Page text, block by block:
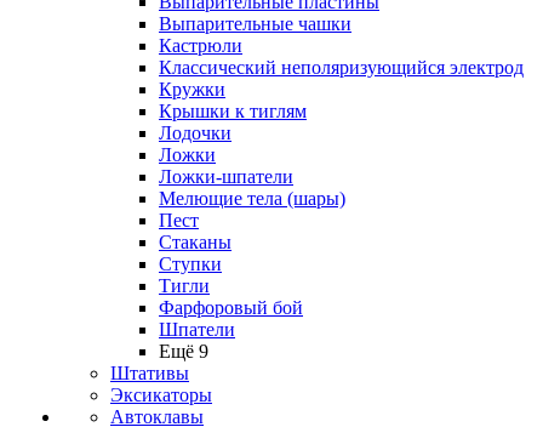
Выпарительные чашки
Кастрюли
Классический неполяризующийся электрод
Кружки
Крышки к тиглям
Лодочки
Ложки
Ложки-шпатели
Мелющие тела (шары)
Пест
Стаканы
Ступки
Тигли
Фарфоровый бой
Шпатели
Ещё 9
Штативы
Эксикаторы
Автоклавы